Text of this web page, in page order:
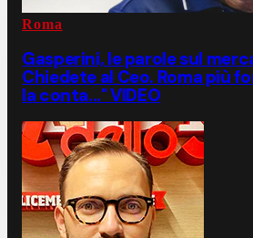
Roma
Gasperini, le parole sul
Chiedete al Ceo. Roma più
la conta..." VIDEO